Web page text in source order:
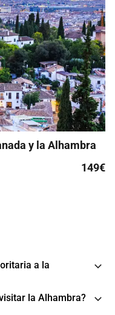
y la Alhambra
149€
a la
la Alhambra?